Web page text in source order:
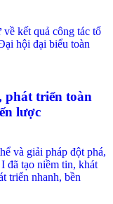
kết quả công tác tổ
hội đại biểu toàn
phát triển toàn
lược
và giải pháp đột phá,
đã tạo niềm tin, khát
triển nhanh, bền